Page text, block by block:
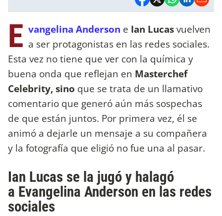
E vangelina Anderson e Ian Lucasvuelven
a ser protagonistas en las redes sociales.
Esta vez no tiene que ver con la química y
buena onda que reflejan en Masterchef
Celebrity, sino que se trata de un llamativo
comentario que generó aún más sospechas
de que están juntos. Por primera vez, él se
animó a dejarle un mensaje a su compañera
y la fotografía que eligió no fue una al pasar.
Ian Lucas se la jugó y halagó
a Evangelina Anderson en las redes
sociales